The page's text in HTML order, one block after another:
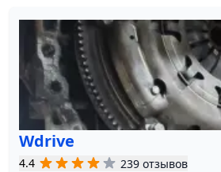
Wdrive
4.4
239 отзывов